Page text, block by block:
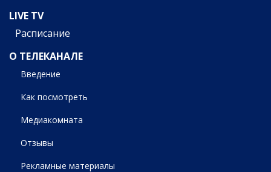
LIVE TV
Расписание
О ТЕЛЕКАНАЛЕ
Введение
Как посмотреть
Медиакомната
Отзывы
Рекламные материалы